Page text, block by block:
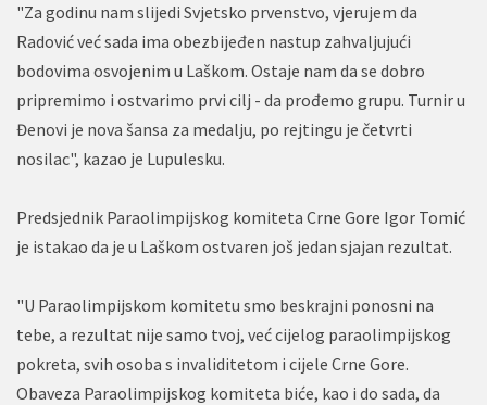
"Za godinu nam slijedi Svjetsko prvenstvo, vjerujem da
Radović već sada ima obezbijeđen nastup zahvaljujući
bodovima osvojenim u Laškom. Ostaje nam da se dobro
pripremimo i ostvarimo prvi cilj - da prođemo grupu. Turnir u
Đenovi je nova šansa za medalju, po rejtingu je četvrti
nosilac", kazao je Lupulesku.
Predsjednik Paraolimpijskog komiteta Crne Gore Igor Tomić
je istakao da je u Laškom ostvaren još jedan sjajan rezultat.
"U Paraolimpijskom komitetu smo beskrajni ponosni na
tebe, a rezultat nije samo tvoj, već cijelog paraolimpijskog
pokreta, svih osoba s invaliditetom i cijele Crne Gore.
Obaveza Paraolimpijskog komiteta biće, kao i do sada, da